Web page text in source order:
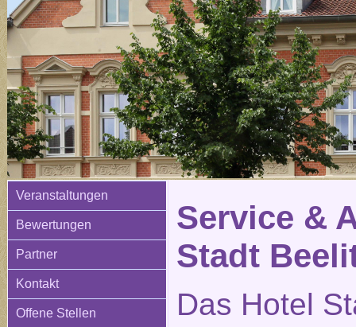
Veranstaltungen
Bewertungen
Partner
Kontakt
Offene Stellen
Service &
Stadt
Das Hotel